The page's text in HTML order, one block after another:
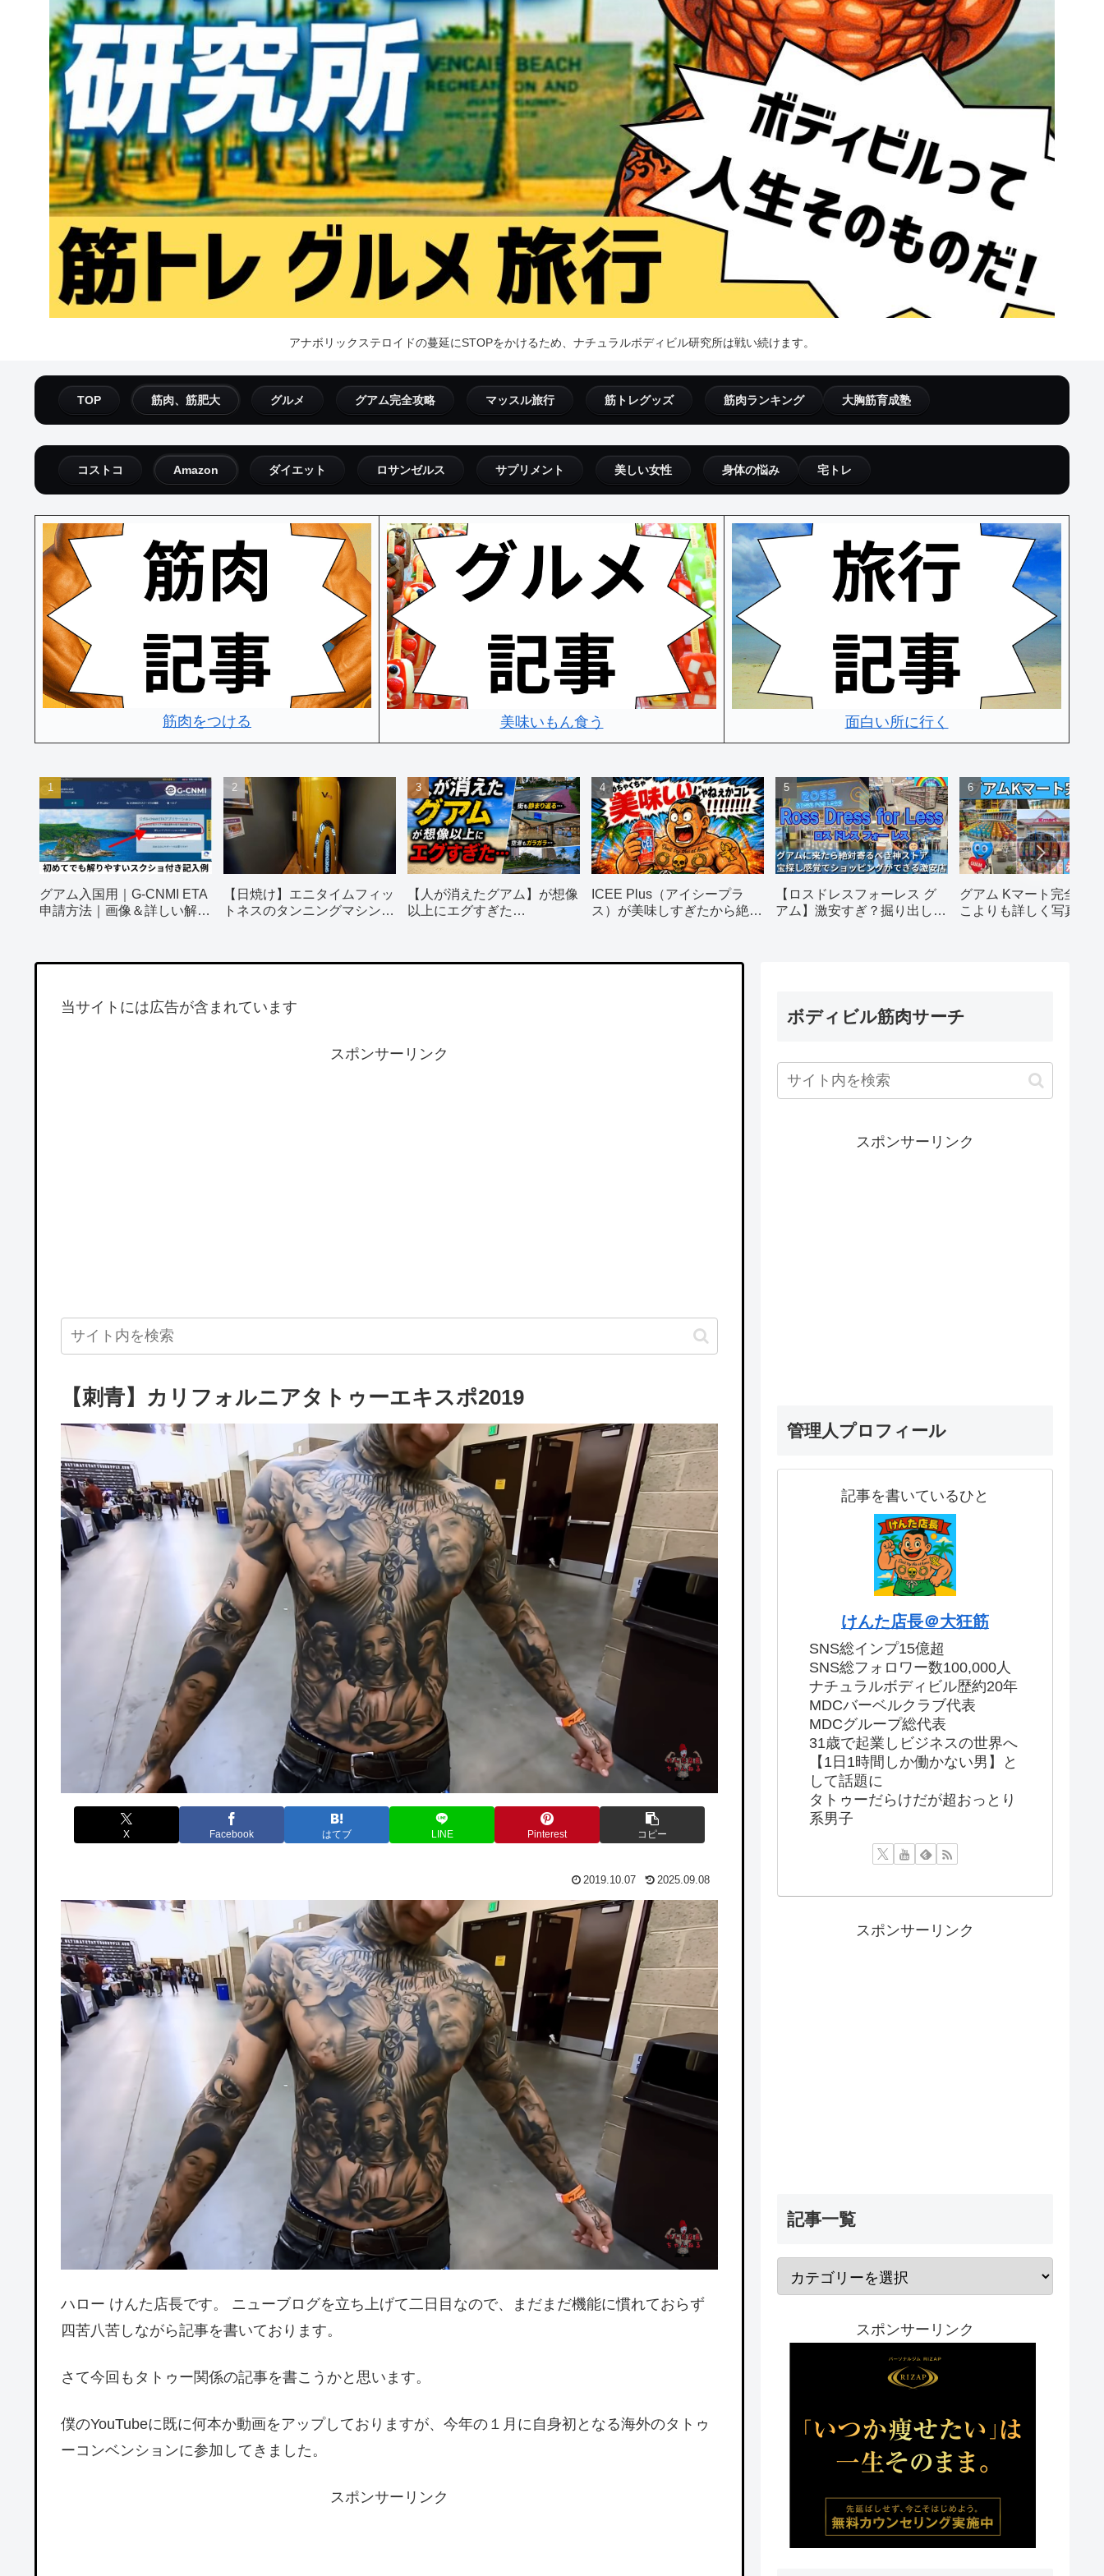
アナボリックステロイドの蔓延にSTOPをかけるため、ナチュラルボディビル研究所は戦い続けます。
TOP 筋肉、筋肥大 グルメ グアム完全攻略 マッスル旅行 筋トレグッズ 筋肉ランキング 大胸筋育成塾
コストコ Amazon ダイエット ロサンゼルス サプリメント 美しい女性 身体の悩み 宅トレ
筋肉をつける 美味いもん食う 面白い所に行く
グアム入国用｜G-CNMI ETA
申請方法｜画像＆詳しい解説
【日焼け】エニタイムフィッ
トネスのタンニングマシン使
【人が消えたグアム】が想像
以上にエグすぎた…
ICEE Plus（アイシープラ
ス）が美味しすぎたから絶対
【ロスドレスフォーレス グ
アム】激安すぎ？掘り出し物
グアム Kマート完全攻
こよりも詳しく写真て
当サイトには広告が含まれています
スポンサーリンク
【刺青】カリフォルニアタトゥーエキスポ2019
X Facebook はてブ LINE Pinterest コピー
2019.10.07 2025.09.08
ハロー けんた店長です。 ニューブログを立ち上げて二日目なので、まだまだ機能に慣れておらず
四苦八苦しながら記事を書いております。
さて今回もタトゥー関係の記事を書こうかと思います。
僕のYouTubeに既に何本か動画をアップしておりますが、今年の１月に自身初となる海外のタトゥ
ーコンベンションに参加してきました。
スポンサーリンク
ボディビル筋肉サーチ
スポンサーリンク
管理人プロフィール
記事を書いているひと
けんた店長＠大狂筋
SNS総インプ15億超
SNS総フォロワー数100,000人
ナチュラルボディビル歴約20年
MDCバーベルクラブ代表
MDCグループ総代表
31歳で起業しビジネスの世界へ
【1日1時間しか働かない男】と
して話題に
タトゥーだらけだが超おっとり
系男子
スポンサーリンク
記事一覧
スポンサーリンク